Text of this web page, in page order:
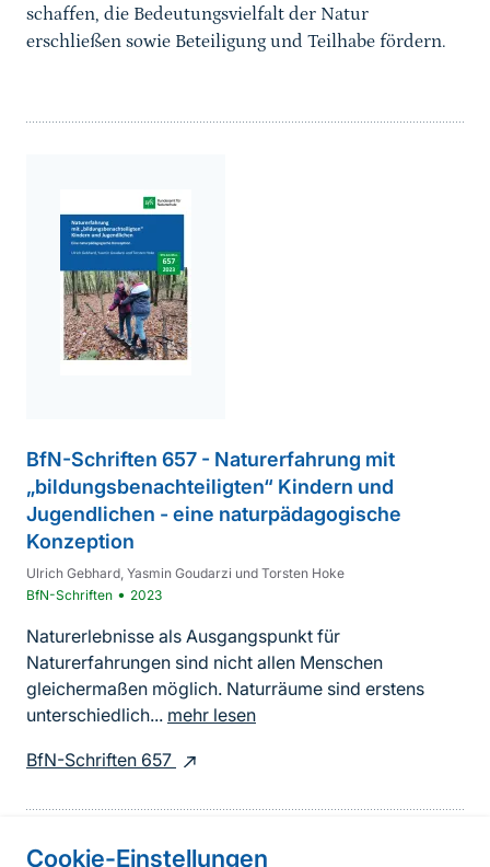
Cookie-Einstellungen
schaffen, die Bedeutungsvielfalt der Natur
erschließen sowie Beteiligung und Teilhabe fördern.
BfN-Schriften 657 - Naturerfahrung mit
„bildungsbenachteiligten“ Kindern und
Jugendlichen - eine naturpädagogische
Konzeption
Ulrich Gebhard, Yasmin Goudarzi und Torsten Hoke
BfN-Schriften • 2023
Naturerlebnisse als Ausgangspunkt für
Naturerfahrungen sind nicht allen Menschen
gleichermaßen möglich. Naturräume sind erstens
unterschiedlich... mehr lesen
BfN-Schriften 657